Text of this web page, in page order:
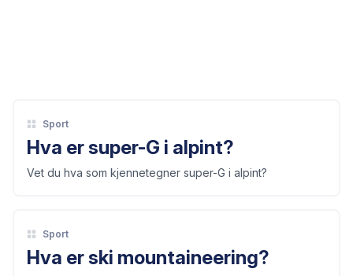
Sport
Hva er super-G i alpint?
Vet du hva som kjennetegner super-G i alpint?
Sport
Hva er ski mountaineering?